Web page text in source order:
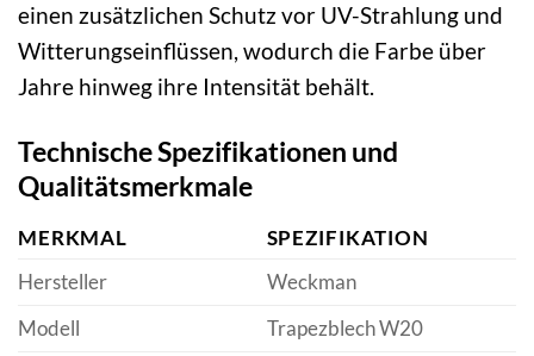
einen zusätzlichen Schutz vor UV-Strahlung und
Witterungseinflüssen, wodurch die Farbe über
Jahre hinweg ihre Intensität behält.
Technische Spezifikationen und
Qualitätsmerkmale
MERKMAL
SPEZIFIKATION
Hersteller
Weckman
Modell
Trapezblech W20